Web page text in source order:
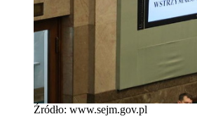
Źródło: www.sejm.gov.pl